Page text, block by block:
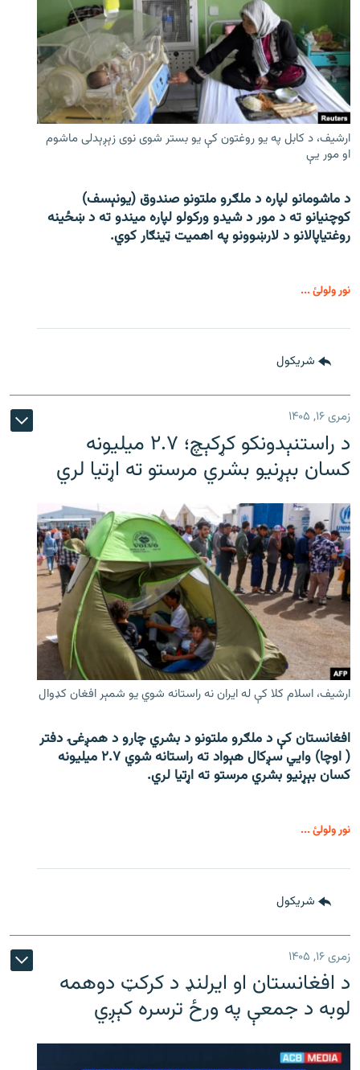
ارشیف، د کابل په یو روغتون کې یو بستر شوی نوی زېږېدلی ماشوم
او مور یې
د ماشومانو لپاره د ملګرو ملتونو صندوق (یونېسف)
کوچنیانو ته د مور د شیدو ورکولو لپاره میندو ته د ښځینه
روغتیاپالانو د لارښوونو په اهمیت ټینګار کوي.
نور ولولئ ...
شريکول
زمری ۱۶, ۱۴۰۵
د راستنېدونکو کړکېچ؛ ۲.۷ میلیونه
کسان بېړنیو بشري مرستو ته اړتیا لري
ارشیف، اسلام کلا کې له ایران نه راستانه شوي یو شمېر افغان کډوال
افغانستان کې د ملګرو ملتونو د بشري چارو د همږغۍ دفتر
( اوچا) وايي سږکال هېواد ته راستانه شوي ۲.۷ میلیونه
کسان بېړنیو بشري مرستو ته اړتیا لري.
نور ولولئ ...
شريکول
زمری ۱۶, ۱۴۰۵
د افغانستان او ایرلنډ د کرکټ دوهمه
لوبه د جمعې په ورځ ترسره کېږي